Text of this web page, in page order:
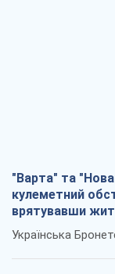
"Варта" та
кулеметний
врятувавши
Українська